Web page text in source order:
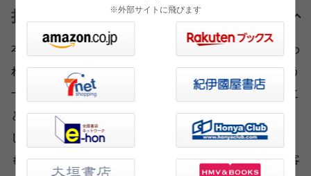
担当編集者より
本書のなかで私が強く印象に残ったのは、「湾岸戦争でわ
れわれ日本人は、観客席にとどまるほうを選んだ」という
一文です。そして、観客席に坐る私たちに、「哲学するこ
とを勧めたいのだ」と。情報を分析し、希望的観測を排
し、客観的な判断を下そう、と。著者のメッセージから、
もうすぐ三十年が経とうとする昨今、私たちはもう「観客
※外部サイトに飛びます